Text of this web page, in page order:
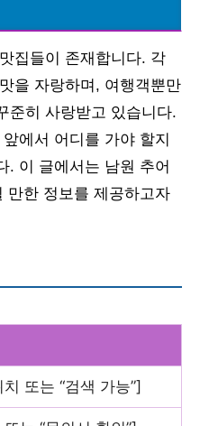
집들이 존재합니다. 각
을 자랑하며, 여행객뿐만
준히 사랑받고 있습니다.
에서 어디를 가야 할지
. 이 글에서는 남원 추어
만한 정보를 제공하고자
또는 “검색 가능”]